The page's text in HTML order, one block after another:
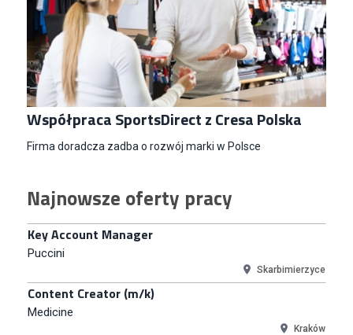
Współpraca SportsDirect z Cresa Polska
Firma doradcza zadba o rozwój marki w Polsce
Najnowsze oferty pracy
Specjalista/tka ds. Utrzymania Ruchu
W.Kruk
Komorniki
Key Account Manager Meble
Empik
Warszawa
Młodszy Specjalista ds. Sprzedaży B2B (K/M/N)
Key Account Manager
Puccini
Medicine